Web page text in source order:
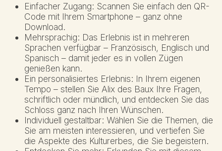
Einfacher Zugang: Scannen Sie einfach den QR-
Code mit Ihrem Smartphone – ganz ohne
Download.
Mehrsprachig: Das Erlebnis ist in mehreren
Sprachen verfügbar – Französisch, Englisch und
Spanisch – damit jeder es in vollen Zügen
genießen kann.
Ein personalisiertes Erlebnis: In Ihrem eigenen
Tempo – stellen Sie Alix des Baux Ihre Fragen,
schriftlich oder mündlich, und entdecken Sie das
Schloss ganz nach Ihren Wünschen.
Individuell gestaltbar: Wählen Sie die Themen, die
Sie am meisten interessieren, und vertiefen Sie
die Aspekte des Kulturerbes, die Sie begeistern.